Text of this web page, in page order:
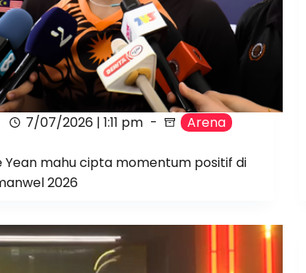
7/07/2026 | 1:11 pm Arena
Yean mahu cipta momentum positif di
2026